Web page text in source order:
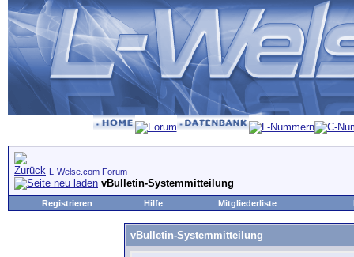
L-Welse.com Forum
vBulletin-Systemmitteilung
Registrieren Hilfe Mitgliederliste
vBulletin-Systemmitteilung